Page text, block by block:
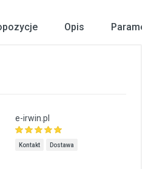
Opis
e-irwin.pl
Kontakt Dostawa